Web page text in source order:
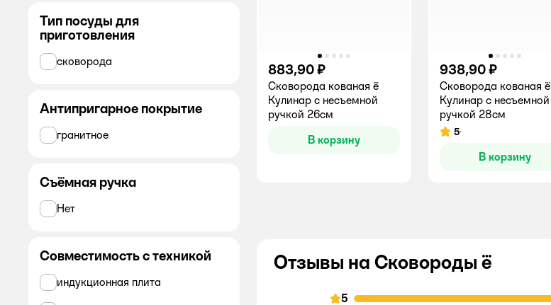
883,90 ₽
Сковорода кованая ё
Кулинар с несъемной
ручкой 26см
В корзину
938,90 ₽
Сковорода кованая ё
Кулинар с несъемной
ручкой 28см
Рейтинг:
5
В корзину
Отзывы на Сковороды ё
5
Гардарика
Горница
Тип посуды для
приготовления
сковорода
Антипригарное покрытие
гранитное
Съёмная ручка
Нет
Совместимость с техникой
индукционная плита